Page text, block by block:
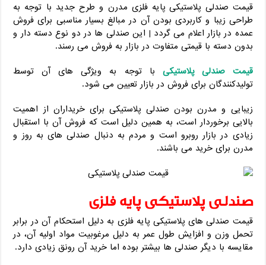
قیمت صندلی پلاستیکی پایه فلزی مدرن و طرح جدید با توجه به
طراحی زیبا و کاربردی بودن آن در مبالغ بسیار مناسبی برای فروش
عمده در بازار اعلام می گردد | این صندلی ها در دو نوع دسته دار و
بدون دسته با قیمتی متفاوت در بازار به فروش می رسند.
قیمت صندلی پلاستیکی با توجه به ویژگی های آن توسط
تولیدکنندگان برای فروش در بازار تعیین می شود.
زیبایی و مدرن بودن صندلی پلاستیکی برای خریداران از اهمیت
بالایی برخوردار است، به همین دلیل است که فروش آن با استقبال
زیادی در بازار روبرو است و مردم به دنبال صندلی های به روز و
مدرن برای خرید می باشند.
صندلی پلاستیکی پایه فلزی
قیمت صندلی های پلاستیکی پایه فلزی به دلیل استحکام آن در برابر
تحمل وزن و افزایش طول عمر به دلیل مرغوبیت مواد اولیه آن، در
مقایسه با دیگر صندلی ها بیشتر بوده اما خرید آن رونق زیادی دارد.